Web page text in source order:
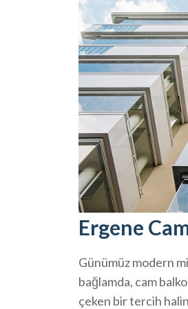
Ergene
Günümüz modern
bağlamda, cam
çeken bir tercih